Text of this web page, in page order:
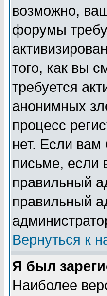
возможно,
форумы
того, как вы
требуется
анонимных
процесс
нет. Если вам
письме, если
правильный
правильный
Вернуться к
Я был
Наиболее